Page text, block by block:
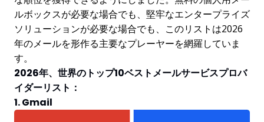
ルボックスが必要な場合でも、堅牢なエンタープライズ
ソリューションが必要な場合でも、このリストは2026
年のメールを形作る主要なプレーヤーを網羅していま
す。
2026年、世界のトップ10ベストメールサービスプロバ
イダーリスト：
1. Gmail